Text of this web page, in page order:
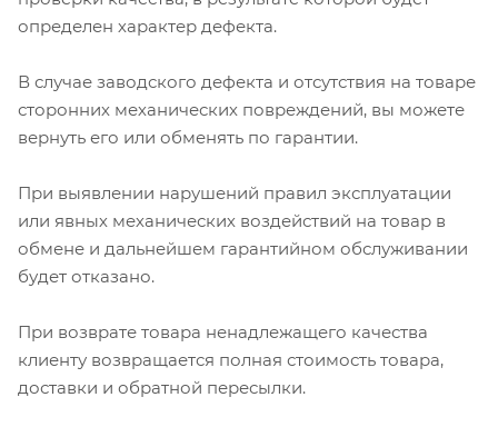
определен характер дефекта.
В случае заводского дефекта и отсутствия на товаре
сторонних механических повреждений, вы можете
вернуть его или обменять по гарантии.
При выявлении нарушений правил эксплуатации
или явных механических воздействий на товар в
обмене и дальнейшем гарантийном обслуживании
будет отказано.
При возврате товара ненадлежащего качества
клиенту возвращается полная стоимость товара,
доставки и обратной пересылки.